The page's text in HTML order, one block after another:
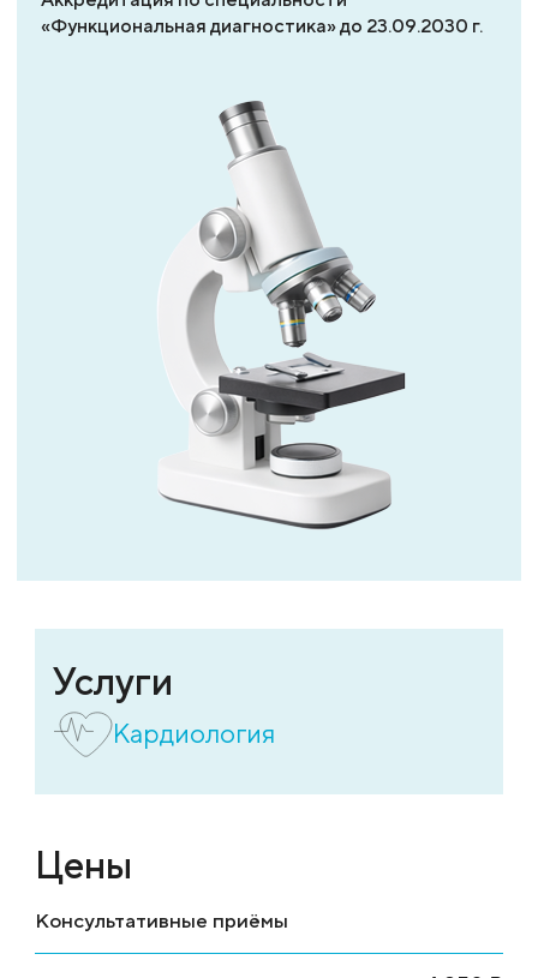
«Функциональная диагностика» до 23.09.2030 г.
Услуги
Кардиология
Цены
Консультативные приёмы